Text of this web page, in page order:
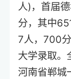
人)，首届
分，其中
7人，700
大学录取。
河南省郸城